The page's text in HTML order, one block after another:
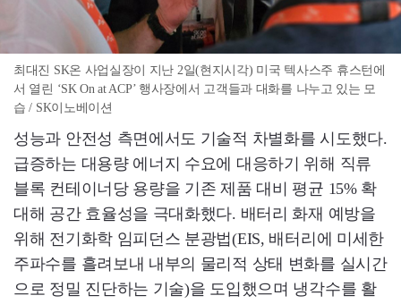
최대진 SK온 사업실장이 지난 2일(현지시각) 미국 텍사스주 휴스턴에
서 열린 ‘SK On at ACP’ 행사장에서 고객들과 대화를 나누고 있는 모
습 / SK이노베이션
성능과 안전성 측면에서도 기술적 차별화를 시도했다.
급증하는 대용량 에너지 수요에 대응하기 위해 직류
블록 컨테이너당 용량을 기존 제품 대비 평균 15% 확
대해 공간 효율성을 극대화했다. 배터리 화재 예방을
위해 전기화학 임피던스 분광법(EIS, 배터리에 미세한
주파수를 흘려보내 내부의 물리적 상태 변화를 실시간
으로 정밀 진단하는 기술)을 도입했으며 냉각수를 활